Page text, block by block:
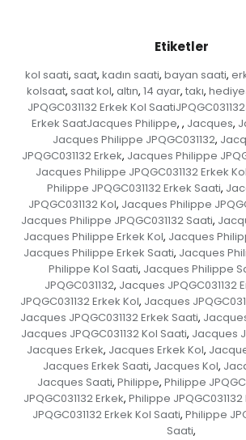
Etiketler
kol saati, saat, kadın saati, bayan saati,
kolsaat, saat kol, altın, 14 ayar, takı,
JPQGC031132 Erkek Kol
Erkek SaatJacques Philippe, , Jacques,
Jacques Philippe JPQGC031132,
JPQGC031132 Erkek, Jacques Philippe
Jacques Philippe JPQGC031132 Erkek
Philippe JPQGC031132 Erkek Saati,
JPQGC031132 Kol, Jacques Philippe
Jacques Philippe JPQGC031132 Saati,
Jacques Philippe Erkek Kol, Jacques
Jacques Philippe Erkek Saati, Jacques
Philippe Kol Saati, Jacques Philippe
JPQGC031132, Jacques JPQGC031132
JPQGC031132 Erkek Kol, Jacques
Jacques JPQGC031132 Erkek Saati,
Jacques JPQGC031132 Kol Saati, Jacques
Jacques Erkek, Jacques Erkek Kol,
Jacques Erkek Saati, Jacques Kol,
Jacques Saati, Philippe, Philippe
JPQGC031132 Erkek, Philippe JPQGC031132
JPQGC031132 Erkek Kol Saati, Philippe
Saati,